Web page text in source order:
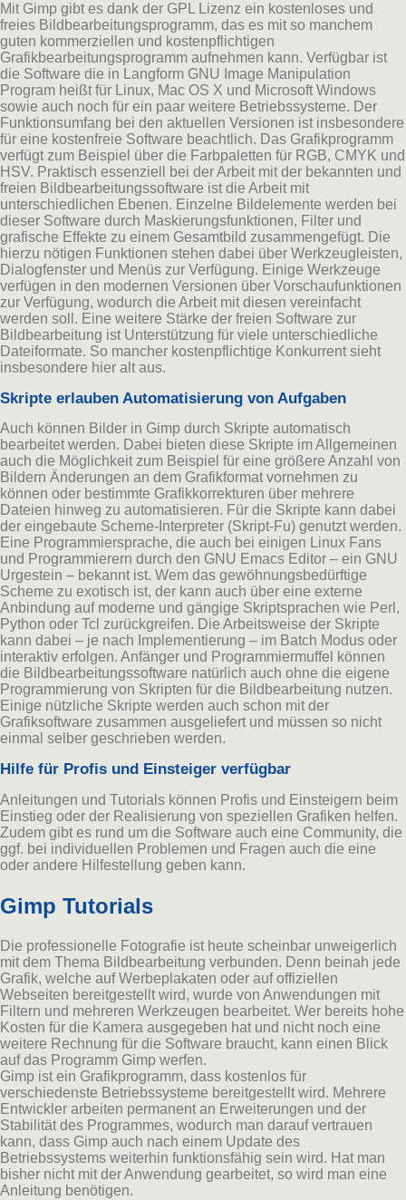
Mit Gimp gibt es dank der GPL Lizenz ein kostenloses und
freies Bildbearbeitungsprogramm, das es mit so manchem
guten kommerziellen und kostenpflichtigen
Grafikbearbeitungsprogramm aufnehmen kann. Verfügbar ist
die Software die in Langform GNU Image Manipulation
Program heißt für Linux, Mac OS X und Microsoft Windows
sowie auch noch für ein paar weitere Betriebssysteme. Der
Funktionsumfang bei den aktuellen Versionen ist insbesondere
für eine kostenfreie Software beachtlich. Das Grafikprogramm
verfügt zum Beispiel über die Farbpaletten für RGB, CMYK und
HSV. Praktisch essenziell bei der Arbeit mit der bekannten und
freien Bildbearbeitungssoftware ist die Arbeit mit
unterschiedlichen Ebenen. Einzelne Bildelemente werden bei
dieser Software durch Maskierungsfunktionen, Filter und
grafische Effekte zu einem Gesamtbild zusammengefügt. Die
hierzu nötigen Funktionen stehen dabei über Werkzeugleisten,
Dialogfenster und Menüs zur Verfügung. Einige Werkzeuge
verfügen in den modernen Versionen über Vorschaufunktionen
zur Verfügung, wodurch die Arbeit mit diesen vereinfacht
werden soll. Eine weitere Stärke der freien Software zur
Bildbearbeitung ist Unterstützung für viele unterschiedliche
Dateiformate. So mancher kostenpflichtige Konkurrent sieht
insbesondere hier alt aus.
Skripte erlauben Automatisierung von Aufgaben
Auch können Bilder in Gimp durch Skripte automatisch
bearbeitet werden. Dabei bieten diese Skripte im Allgemeinen
auch die Möglichkeit zum Beispiel für eine größere Anzahl von
Bildern Änderungen an dem Grafikformat vornehmen zu
können oder bestimmte Grafikkorrekturen über mehrere
Dateien hinweg zu automatisieren. Für die Skripte kann dabei
der eingebaute Scheme-Interpreter (Skript-Fu) genutzt werden.
Eine Programmiersprache, die auch bei einigen Linux Fans
und Programmierern durch den GNU Emacs Editor – ein GNU
Urgestein – bekannt ist. Wem das gewöhnungsbedürftige
Scheme zu exotisch ist, der kann auch über eine externe
Anbindung auf moderne und gängige Skriptsprachen wie Perl,
Python oder Tcl zurückgreifen. Die Arbeitsweise der Skripte
kann dabei – je nach Implementierung – im Batch Modus oder
interaktiv erfolgen. Anfänger und Programmiermuffel können
die Bildbearbeitungssoftware natürlich auch ohne die eigene
Programmierung von Skripten für die Bildbearbeitung nutzen.
Einige nützliche Skripte werden auch schon mit der
Grafiksoftware zusammen ausgeliefert und müssen so nicht
einmal selber geschrieben werden.
Hilfe für Profis und Einsteiger verfügbar
Anleitungen und Tutorials können Profis und Einsteigern beim
Einstieg oder der Realisierung von speziellen Grafiken helfen.
Zudem gibt es rund um die Software auch eine Community, die
ggf. bei individuellen Problemen und Fragen auch die eine
oder andere Hilfestellung geben kann.
Gimp Tutorials
Die professionelle Fotografie ist heute scheinbar unweigerlich
mit dem Thema Bildbearbeitung verbunden. Denn beinah jede
Grafik, welche auf Werbeplakaten oder auf offiziellen
Webseiten bereitgestellt wird, wurde von Anwendungen mit
Filtern und mehreren Werkzeugen bearbeitet. Wer bereits hohe
Kosten für die Kamera ausgegeben hat und nicht noch eine
weitere Rechnung für die Software braucht, kann einen Blick
auf das Programm Gimp werfen.
Gimp ist ein Grafikprogramm, dass kostenlos für
verschiedenste Betriebssysteme bereitgestellt wird. Mehrere
Entwickler arbeiten permanent an Erweiterungen und der
Stabilität des Programmes, wodurch man darauf vertrauen
kann, dass Gimp auch nach einem Update des
Betriebssystems weiterhin funktionsfähig sein wird. Hat man
bisher nicht mit der Anwendung gearbeitet, so wird man eine
Anleitung benötigen.